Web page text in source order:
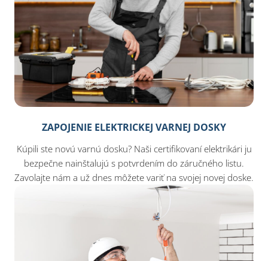
ZAPOJENIE ELEKTRICKEJ VARNEJ DOSKY
Kúpili ste novú varnú dosku? Naši certifikovaní elektrikári ju
bezpečne nainštalujú s potvrdením do záručného listu.
Zavolajte nám a už dnes môžete variť na svojej novej doske.